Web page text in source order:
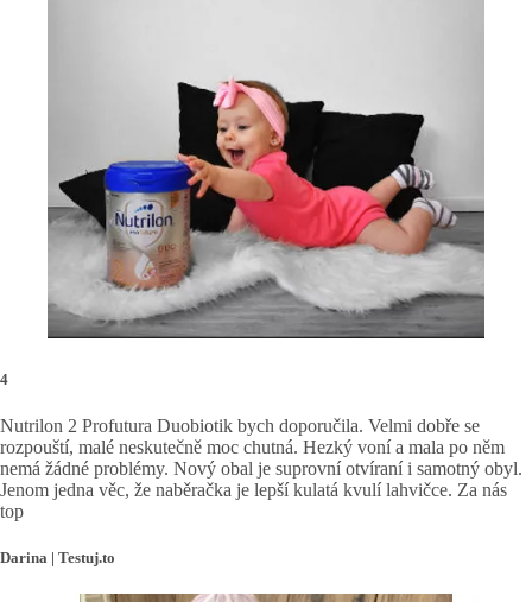
4
Nutrilon 2 Profutura Duobiotik bych doporučila. Velmi dobře se
rozpouští, malé neskutečně moc chutná. Hezký voní a mala po něm
nemá žádné problémy. Nový obal je suprovní otvíraní i samotný obyl.
Jenom jedna věc, že naběračka je lepší kulatá kvulí lahvičce. Za nás
top
Darina | Testuj.to